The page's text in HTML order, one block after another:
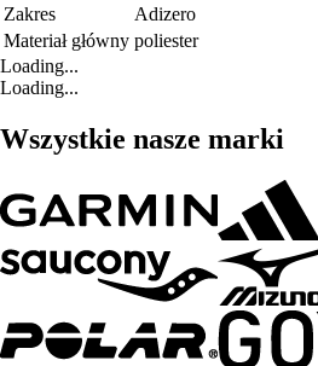
Zakres
Adizero
Materiał główny poliester
Loading...
Loading...
Wszystkie nasze marki